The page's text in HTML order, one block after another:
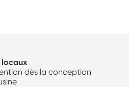
dès la conception